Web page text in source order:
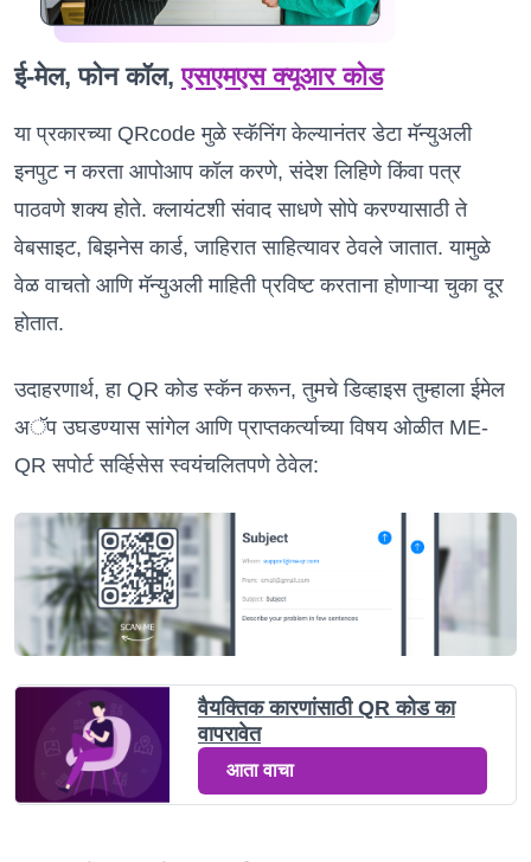
ई-मेल, फोन कॉल,एसएमएस क्यूआर कोड
या प्रकारच्या QRcode मुळे स्कॅनिंग केल्यानंतर डेटा मॅन्युअली
इनपुट न करता आपोआप कॉल करणे, संदेश लिहिणे किंवा पत्र
पाठवणे शक्य होते. क्लायंटशी संवाद साधणे सोपे करण्यासाठी ते
वेबसाइट, बिझनेस कार्ड, जाहिरात साहित्यावर ठेवले जातात. यामुळे
वेळ वाचतो आणि मॅन्युअली माहिती प्रविष्ट करताना होणाऱ्या चुका दूर
होतात.
उदाहरणार्थ, हा QR कोड स्कॅन करून, तुमचे डिव्हाइस तुम्हाला ईमेल
अॅप उघडण्यास सांगेल आणि प्राप्तकर्त्याच्या विषय ओळीत ME-
QR सपोर्ट सर्व्हिसेस स्वयंचलितपणे ठेवेल:
वैयक्तिक कारणांसाठी QR कोड का
वापरावेत
आता वाचा